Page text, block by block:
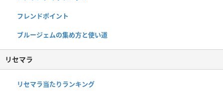
フレンドポイント
ブルージェムの集め方と使い道
リセマラ
リセマラ当たりランキング